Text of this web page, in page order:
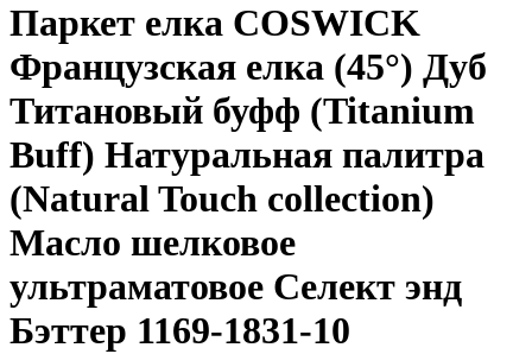
Паркет елка COSWICK
Французская елка (45°) Дуб
Титановый буфф (Titanium
Buff) Натуральная палитра
(Natural Touch collection)
Масло шелковое
ультраматовое Селект энд
Бэттер 1169-1831-10